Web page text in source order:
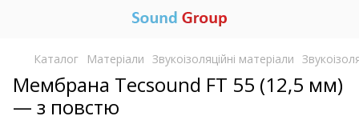
Каталог Матеріали Звукоізоляційні матеріали
Мембрана Tecsound FT 55 (12,5 мм)
— з повстю